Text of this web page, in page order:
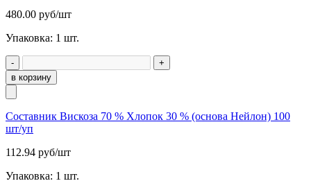
480.00 руб/шт
Упаковка: 1 шт.
-
+
в корзину
Составник Вискоза 70 % Хлопок 30 % (основа Нейлон) 100
шт/уп
112.94 руб/шт
Упаковка: 1 шт.